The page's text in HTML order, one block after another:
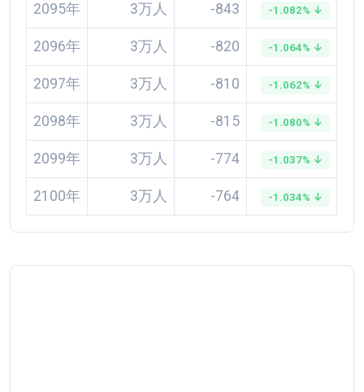
2095年 3万人 -843 -1.082% ↓
2096年 3万人 -820 -1.064% ↓
2097年 3万人 -810 -1.062% ↓
2098年 3万人 -815 -1.080% ↓
2099年 3万人 -774 -1.037% ↓
2100年 3万人 -764 -1.034% ↓